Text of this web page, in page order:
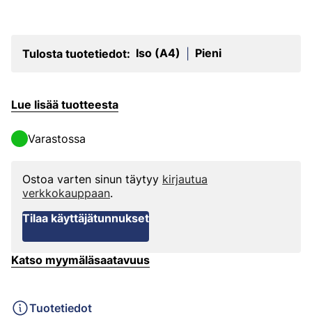
Tulosta tuotetiedot: Iso (A4) Pieni
Lue lisää tuotteesta
Varastossa
Ostoa varten sinun täytyy kirjautua
verkkokauppaan.
Tilaa käyttäjätunnukset
Katso myymäläsaatavuus
Tuotetiedot